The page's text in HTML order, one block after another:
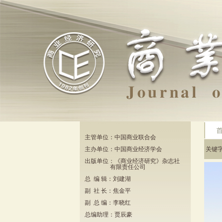
主管单位：中国商业联合会
主办单位：中国商业经济学会
出版单位：《商业经济研究》杂志社
有限责任公司
总 编 辑：刘建湖
副 社 长：焦金平
副 总 编：李晓红
总编助理：贾辰豪
关键